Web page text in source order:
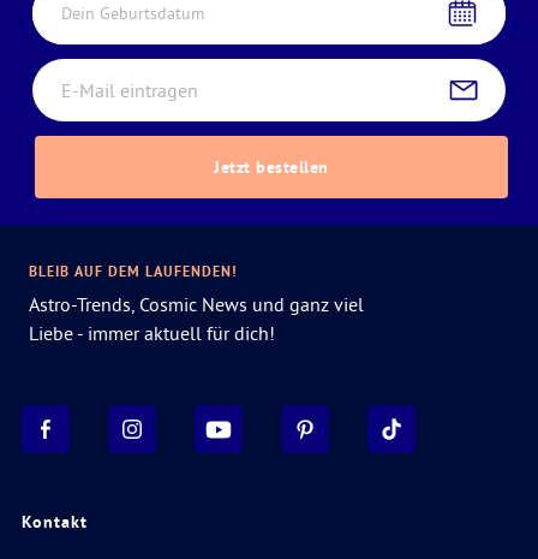
Dein Geburtsdatum
Jetzt bestellen
Kontakt
BLEIB AUF DEM LAUFENDEN!
Astro-Trends, Cosmic News und ganz viel
Liebe - immer aktuell für dich!